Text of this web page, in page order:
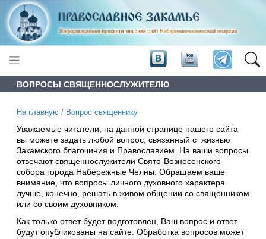
ВОПРОСЫ СВЯЩЕННОСЛУЖИТЕЛЮ
На главную / Вопрос священнику
Уважаемые читатели, на данной странице нашего сайта
вы можете задать любой вопрос, связанный с жизнью
Закамского благочиния и Православием. На ваши вопросы
отвечают священнослужители Свято-Вознесенского
собора города Набережные Челны. Обращаем ваше
внимание, что вопросы личного духовного характера
лучше, конечно, решать в живом общении со священником
или со своим духовником.
Как только ответ будет подготовлен, Ваш вопрос и ответ
будут опубликованы на сайте. Обработка вопросов может